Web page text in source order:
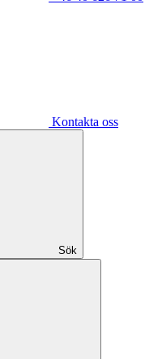
Kontakta oss
Sök